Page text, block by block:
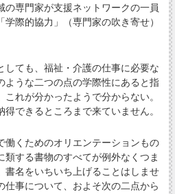
の専門家が支援ネットワークの一員
際的協力」（専門家の吹き寄せ）
ても、福祉・介護の仕事に必要な
ような二つの点の学際性にあると指
れが分かったようで分からない。
できるところまで来ていません。
くためのオリエンテーションもの
する書物のすべてが例外なくつま
書名をいちいち上げることはしませ
仕事について、およそ次の二点から